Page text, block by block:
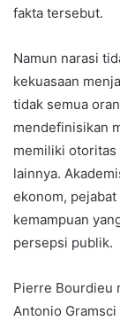
fakta tersebut.
Namun narasi
kekuasaan
tidak semua
mendefinisikan
memiliki
lainnya.
ekonom,
kemampuan
persepsi publik.
Pierre Bourdieu
Antonio